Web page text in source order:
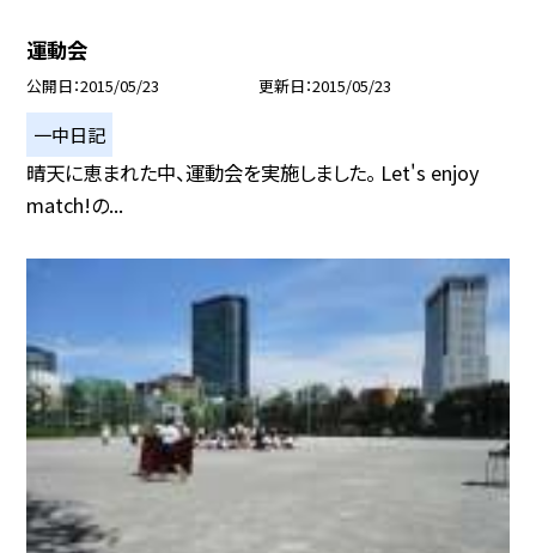
運動会
公開日 2015/05/23 更新日 2015/05/23
一中日記
晴天に恵まれた中、運動会を実施しました。 Let's enjoy
match!の...